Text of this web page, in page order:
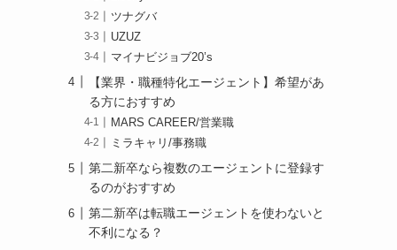
ツナグバ
UZUZ
マイナビジョブ20’s
【業界・職種特化エージェント】希望があ
る方におすすめ
MARS CAREER/営業職
ミラキャリ/事務職
第二新卒なら複数のエージェントに登録す
るのがおすすめ
第二新卒は転職エージェントを使わないと
不利になる？